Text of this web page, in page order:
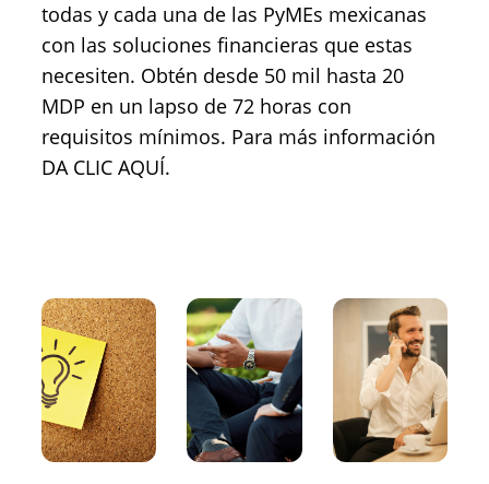
todas y cada una de las PyMEs mexicanas
con las soluciones financieras que estas
necesiten. Obtén desde 50 mil hasta 20
MDP en un lapso de 72 horas con
requisitos mínimos. Para más información
DA CLIC AQUÍ.